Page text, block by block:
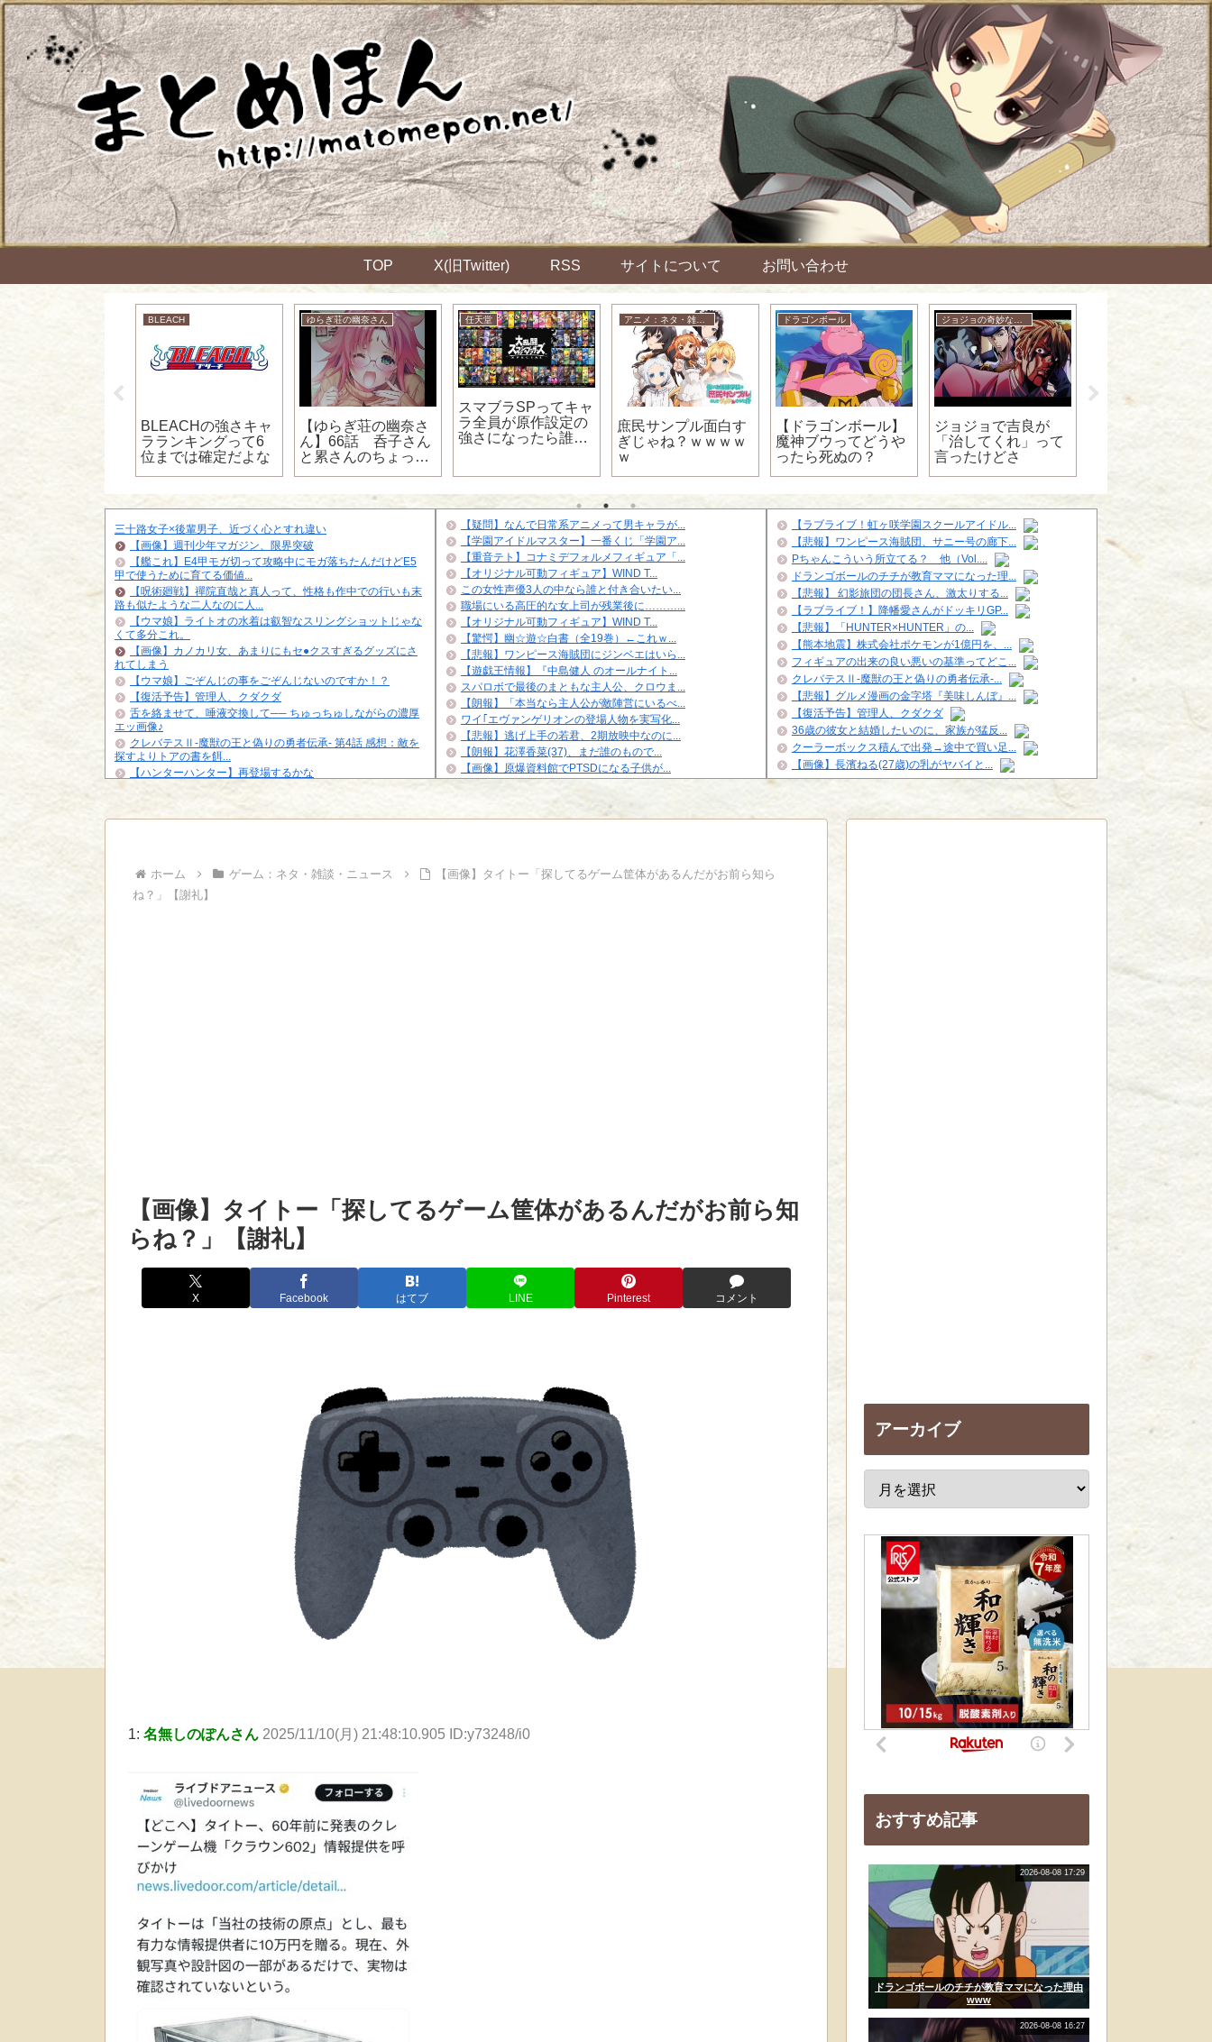
TOP X(旧Twitter) RSS サイトについて お問い合わせ
BLEACH
BLEACHの強さキャ
ラランキングって6
位までは確定だよな
ゆらぎ荘の幽奈さん
【ゆらぎ荘の幽奈さ
ん】66話 呑子さん
と累さんのちょっと
ほっこりイイ話！！
任天堂
スマブラSPってキャ
ラ全員が原作設定の
強さになったら誰が
庶民サンプル面白す
ぎじゃね？ｗｗｗｗ
ｗ
ドラゴンボール
【ドラゴンボール】
魔神ブウってどうや
ったら死ぬの？
ジョジョで吉良が
「治してくれ」って
言ったけどさ
【NARUTO】ナ
三十路女子×後輩男子、近づく心とすれ違い
【画像】週刊少年マガジン、限界突破
【艦これ】E4甲モガ切って攻略中にモガ落ちたんだけどE5
甲で使うために育てる価値...
【呪術廻戦】禪院直哉と真人って、性格も作中での行いも末
路も似たような二人なのに人...
【ウマ娘】ライトオの水着は叡智なスリングショットじゃな
くて多分これ。
【画像】カノカリ女、あまりにもセ●クスすぎるグッズにさ
れてしまう
【ウマ娘】ごぞんじの事をごぞんじないのですか！？
【復活予告】管理人、クダクダ
舌を絡ませて、唾液交換して── ちゅっちゅしながらの濃厚
エッ画像♪
クレバテスⅡ-魔獣の王と偽りの勇者伝承- 第4話 感想：敵を
探すよりトアの書を餌...
【ハンターハンター】再登場するかな
ビに対する態度が本...
【疑問】なんで日常系アニメって男キャラが...
【学園アイドルマスター】一番くじ「学園ア...
【重音テト】コナミデフォルメフィギュア「...
【オリジナル可動フィギュア】WIND T...
この女性声優3人の中なら誰と付き合いたい...
職場にいる高圧的な女上司が残業後に………...
【オリジナル可動フィギュア】WIND T...
【驚愕】幽☆遊☆白書（全19巻）←これｗ...
【悲報】ワンピース海賊団にジンベエはいら...
【遊戯王情報】『中島健人 のオールナイト...
スパロボで最後のまともな主人公、クロウま...
【朗報】「本当なら主人公が敵陣営にいるべ...
ワイ｢エヴァンゲリオンの登場人物を実写化...
【悲報】逃げ上手の若君、2期放映中なのに...
【朗報】花澤香菜(37)、まだ誰のもので...
【画像】原爆資料館でPTSDになる子供が...
Powered by livedoor 相互RSS
【ラブライブ！虹ヶ咲学園スクールアイドル...
【悲報】ワンピース海賊団、サニー号の廊下...
Pちゃんこういう所立てる？ 他（Vol....
ドランゴボールのチチが教育ママになった理...
【悲報】 幻影旅団の団長さん、激太りする...
【ラブライブ！】降幡愛さんがドッキリGP...
【悲報】「HUNTER×HUNTER」の...
【熊本地震】株式会社ポケモンが1億円を、...
フィギュアの出来の良い悪いの基準ってどこ...
クレバテスⅡ-魔獣の王と偽りの勇者伝承-...
【悲報】グルメ漫画の金字塔『美味しんぼ』...
【復活予告】管理人、クダクダ
36歳の彼女と結婚したいのに、家族が猛反...
クーラーボックス積んで出発→途中で買い足...
【画像】長濱ねる(27歳)の乳がヤバイと...
ホーム ゲーム：ネタ・雑談・ニュース
【画像】タイトー「探してるゲーム筐体があるんだがお前ら知ら
ね？」【謝礼】
【画像】タイトー「探してるゲーム筐体があるんだがお前ら知
らね？」【謝礼】
X Facebook はてブ LINE Pinterest コメント
1: 名無しのぽんさん 2025/11/10(月) 21:48:10.905 ID:y73248/i0
アーカイブ
おすすめ記事
ドランゴボールのチチが教育ママになった理由
www
2026-08-08 17:29
2026-08-08 16:27